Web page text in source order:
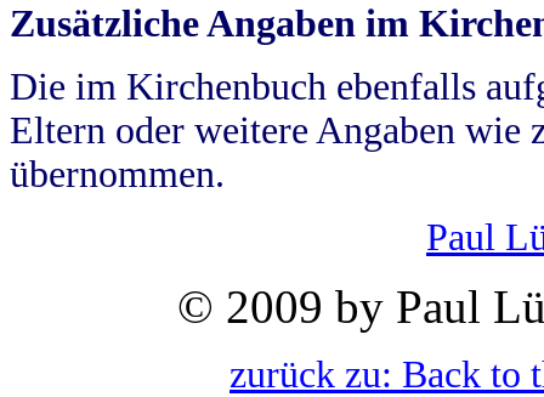
Zusätzliche Angaben im
Die im Kirchenbuch ebenfalls
Eltern oder weitere Angaben wie
übernommen.
Paul
© 2009 by Paul
zurück zu: Back to